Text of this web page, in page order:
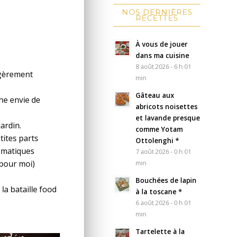
envie de
parts
moi)
bataille food
NOS DERNIÈRES
RECETTES
À vous de jouer
dans ma cuisine
8 août 2026 - 6 h 01
min
Gâteau aux
abricots noisettes
et lavande presque
comme Yotam
Ottolenghi *
7 août 2026 - 0 h 01
min
Bouchées de lapin
à la toscane *
6 août 2026 - 0 h 01
min
Tartelette à la